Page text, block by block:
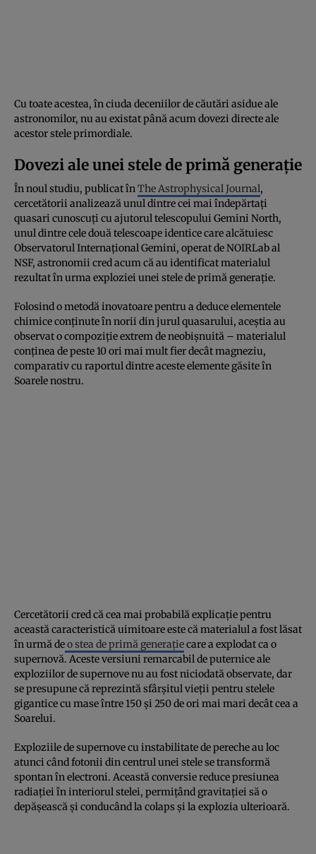
Cu toate acestea, în ciuda deceniilor de căutări asidue ale
astronomilor, nu au existat până acum dovezi directe ale
acestor stele primordiale.
Dovezi ale unei stele de primă generație
În noul studiu, publicat înThe Astrophysical Journal,
cercetătorii analizează unul dintre cei mai îndepărtați
quasari cunoscuți cu ajutorul telescopului Gemini North,
unul dintre cele două telescoape identice care alcătuiesc
Observatorul Internațional Gemini, operat de NOIRLab al
NSF, astronomii cred acum că au identificat materialul
rezultat în urma exploziei unei stele de primă generație.
Folosind o metodă inovatoare pentru a deduce elementele
chimice conținute în norii din jurul quasarului, aceștia au
observat o compoziție extrem de neobișnuită – materialul
conținea de peste 10 ori mai mult fier decât magneziu,
comparativ cu raportul dintre aceste elemente găsite în
Soarele nostru.
Cercetătorii cred că cea mai probabilă explicație pentru
această caracteristică uimitoare este că materialul a fost lăsat
în urmă deo stea de primă generațiecare a explodat ca o
supernovă. Aceste versiuni remarcabil de puternice ale
exploziilor de supernove nu au fost niciodată observate, dar
se presupune că reprezintă sfârșitul vieții pentru stelele
gigantice cu mase între 150 și 250 de ori mai mari decât cea a
Soarelui.
Exploziile de supernove cu instabilitate de pereche au loc
atunci când fotonii din centrul unei stele se transformă
spontan în electroni. Această conversie reduce presiunea
radiației în interiorul stelei, permițând gravitației să o
depășească și conducând la colaps și la explozia ulterioară.